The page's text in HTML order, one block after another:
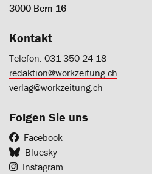
3000 Bern 16
Kontakt
Telefon: 031 350 24 18
redaktion@workzeitung.ch
verlag@workzeitung.ch
Folgen Sie uns
Facebook
Bluesky
Instagram